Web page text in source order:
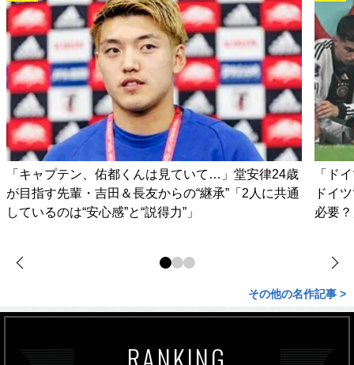
「キャプテン、佑都くんは見ていて…」堂安律24歳
が目指す先輩・吉田＆長友からの“継承”「2人に共通
しているのは“安心感”と“説得力”」
「ド
ドイ
必要
その他の名作記事 >